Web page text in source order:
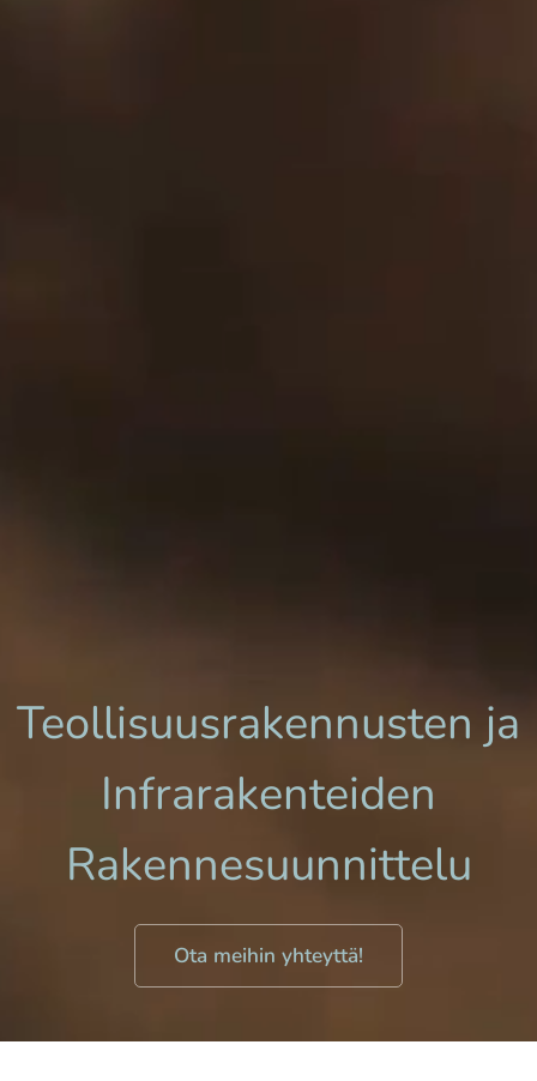
Teollisuusrakennusten ja
Infrarakenteiden
Rakennesuunnittelu
Ota meihin yhteyttä!